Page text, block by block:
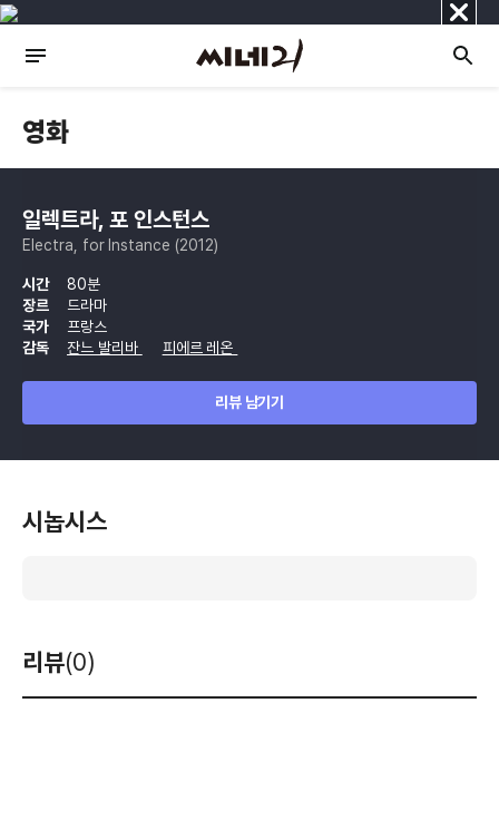
닫
기
영화
일렉트라, 포 인스턴스
Electra, for Instance (2012)
시간
80분
장르
드라마
국가
프랑스
감독
잔느 발리바 피에르 레온
리뷰 남기기
시놉시스
리뷰(0)